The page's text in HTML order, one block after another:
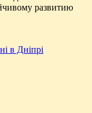
развитию
в Дніпрі